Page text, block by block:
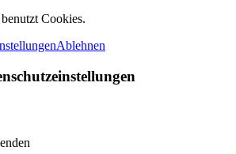
Cookies.
Ablehnen